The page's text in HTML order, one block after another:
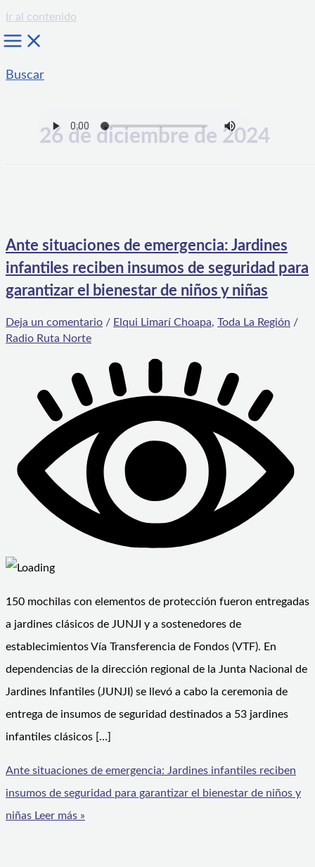
Ir al contenido
Buscar
26 de diciembre de 2024
Ante situaciones de emergencia: Jardines
infantiles reciben insumos de seguridad para
garantizar el bienestar de niños y niñas
Deja un comentario / Elqui Limarí Choapa, Toda La Región /
Radio Ruta Norte
150 mochilas con elementos de protección fueron entregadas
a jardines clásicos de JUNJI y a sostenedores de
establecimientos Vía Transferencia de Fondos (VTF). En
dependencias de la dirección regional de la Junta Nacional de
Jardines Infantiles (JUNJI) se llevó a cabo la ceremonia de
entrega de insumos de seguridad destinados a 53 jardines
infantiles clásicos […]
Ante situaciones de emergencia: Jardines infantiles reciben
insumos de seguridad para garantizar el bienestar de niños y
niñas Leer más »